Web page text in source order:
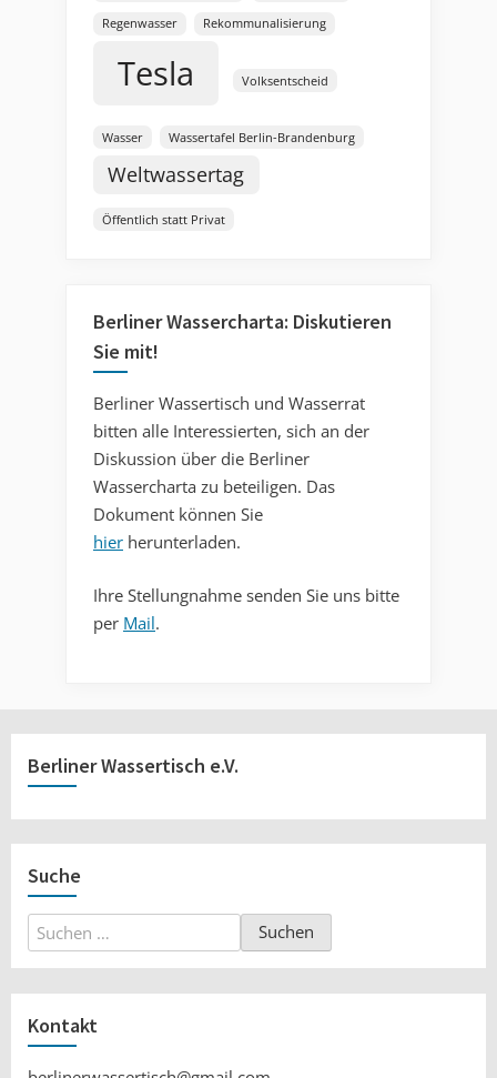
Regenwasser Rekommunalisierung
Tesla Volksentscheid
Wasser Wassertafel Berlin-Brandenburg
Weltwassertag
Öffentlich statt Privat
Berliner Wassercharta: Diskutieren
Sie mit!
Berliner Wassertisch und Wasserrat
bitten alle Interessierten, sich an der
Diskussion über die Berliner
Wassercharta zu beteiligen. Das
Dokument können Sie
hier herunterladen.
Ihre Stellungnahme senden Sie uns bitte
per Mail.
Berliner Wassertisch e.V.
Suche
Suchen
nach:
Kontakt